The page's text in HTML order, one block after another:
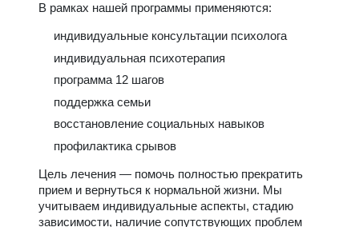
В рамках нашей программы применяются:
индивидуальные консультации психолога
индивидуальная психотерапия
программа 12 шагов
поддержка семьи
восстановление социальных навыков
профилактика срывов
Цель лечения — помочь полностью прекратить
прием и вернуться к нормальной жизни. Мы
учитываем индивидуальные аспекты, стадию
зависимости, наличие сопутствующих проблем